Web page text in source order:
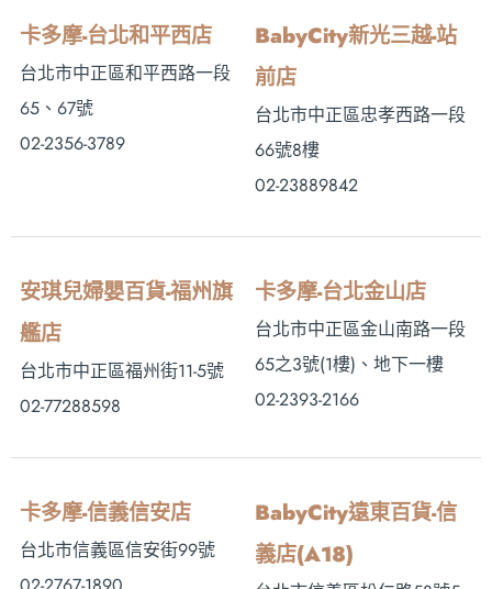
卡多摩-台北和平西店
台北市中正區和平西路一段
65、67號
02-2356-3789
BabyCity新光三越-站
前店
台北市中正區忠孝西路一段
66號8樓
02-23889842
安琪兒婦嬰百貨-福州旗
艦店
台北市中正區福州街11-5號
02-77288598
卡多摩-台北金山店
台北市中正區金山南路一段
65之3號(1樓)、地下一樓
02-2393-2166
卡多摩-信義信安店
台北市信義區信安街99號
BabyCity遠東百貨-信
義店(A18)